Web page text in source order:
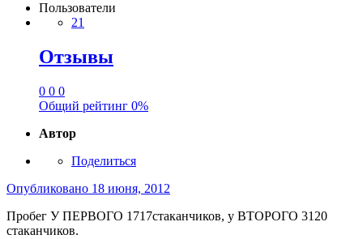
Пользователи
21
Отзывы
0 0 0
Общий рейтинг 0%
Автор
Поделиться
Опубликовано 18 июня, 2012
Пробег У ПЕРВОГО 1717стаканчиков, у ВТОРОГО 3120
стаканчиков.